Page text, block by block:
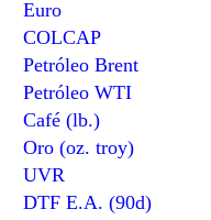
Euro
COLCAP
Petróleo Brent
Petróleo WTI
Café (lb.)
Oro (oz. troy)
UVR
DTF E.A. (90d)